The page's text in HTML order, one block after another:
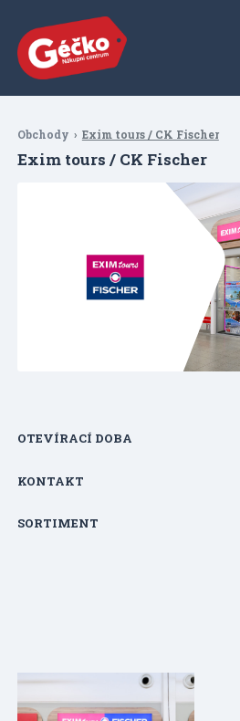
Obchody Exim tours / CK Fischer
Exim tours / CK Fischer
OTEVÍRACÍ DOBA
KONTAKT
SORTIMENT